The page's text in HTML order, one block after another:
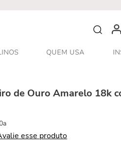
O que
QUEM USA
de Ouro Amarelo 18k
esse produto